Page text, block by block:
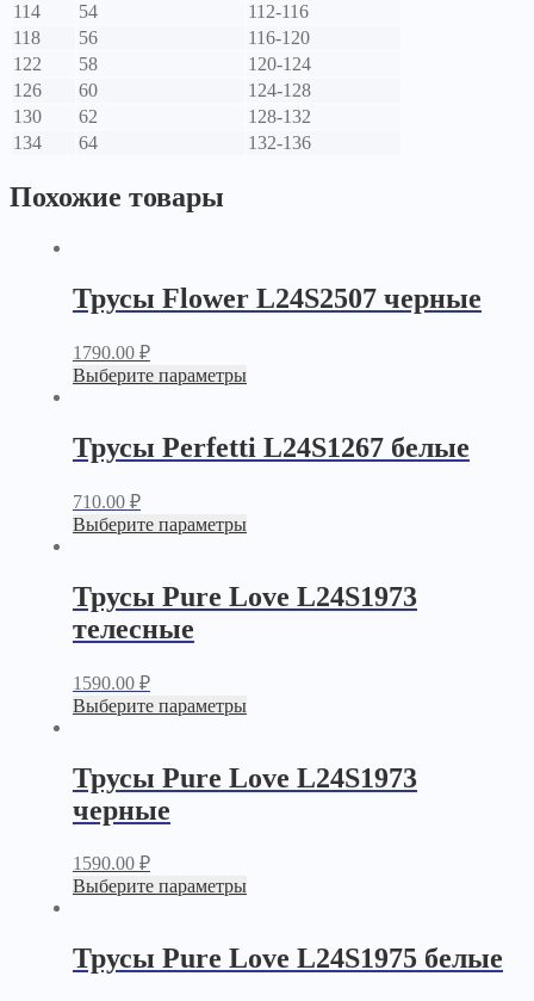
114
54
112-116
118
56
116-120
122
58
120-124
126
60
124-128
130
62
128-132
134
64 132-136
Похожие товары
Трусы Flower L24S2507 черные
1790.00 ₽
Выберите параметры
Трусы Perfetti L24S1267 белые
710.00 ₽
Выберите параметры
Трусы Pure Love L24S1973
телесные
1590.00 ₽
Выберите параметры
Трусы Pure Love L24S1973
черные
1590.00 ₽
Выберите параметры
Трусы Pure Love L24S1975 белые